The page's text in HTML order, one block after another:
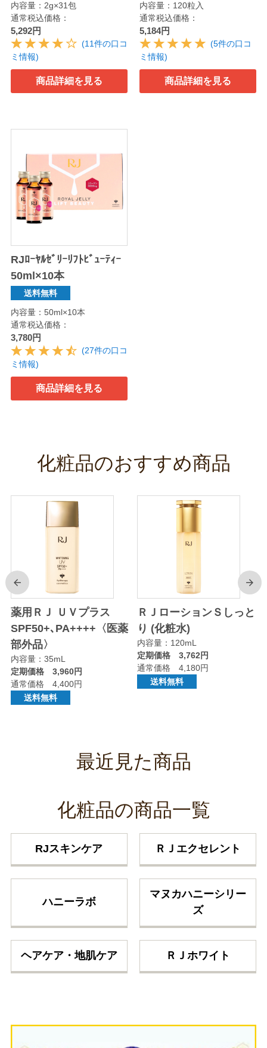
内容量：2g×31包
通常税込価格：
5,292円
(11件の口コ
ミ情報)
商品詳細を見る
内容量：120粒入
通常税込価格：
5,184円
(5件の口コ
ミ情報)
商品詳細を見る
RJﾛｰﾔﾙｾﾞﾘｰﾘﾌﾄﾋﾞｭｰﾃｨｰ
50ml×10本
送料無料
内容量：50ml×10本
通常税込価格：
3,780円
(27件の口コ
ミ情報)
商品詳細を見る
化粧品のおすすめ商品
前
薬用ＲＪ ＵＶプラス
SPF50+､PA++++〈医薬
部外品〉
内容量：35mL
定期価格 3,960円
通常価格 4,400円
送料無料
ＲＪローションＳしっと
り (化粧水)
内容量：120mL
定期価格 3,762円
通常価格 4,180円
送料無料
次
最近見た商品
化粧品の商品一覧
RJスキンケア ＲＪエクセレント
ハニーラボ
マヌカハニーシリー
ズ
ヘアケア・地肌ケア ＲＪホワイト